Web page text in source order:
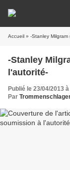
Accueil » -Stanley
-Stanley
l'autorité-
Publié le 23/04/2013
Par